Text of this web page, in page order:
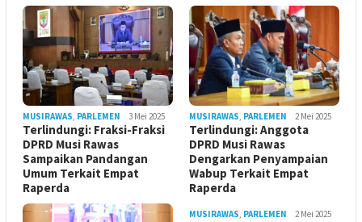
MUSIRAWAS PARLEMEN 3 Mei 2025
Terlindungi: Fraksi-Fraksi
DPRD Musi Rawas
Sampaikan Pandangan
Umum Terkait Empat
Raperda
MUSIRAWAS PARLEMEN 2 Mei 2025
Terlindungi: Anggota
DPRD Musi Rawas
Dengarkan Penyampaian
Wabup Terkait Empat
Raperda
MUSIRAWAS PARLEMEN 2 Mei 2025